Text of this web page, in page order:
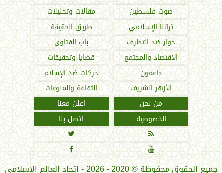
صوت فلسطين
مقالات وتحليلات
تراثنا الإسلامي
طريق الحقيقة
حوار ضد التطرف
باب الفتاوى
الاقتصاد والمجتمع
قضايا وتحقيقات
داعمون
حركات ضد الإسلام
الأزهر الشريف
الثقافة والمنوعات
من نحن
اعلن معنا
الخصوصية
اتصل بنا




جميع الحقوق محفوظة©2020 - 2026 - اتحاد العالم الإسلامي